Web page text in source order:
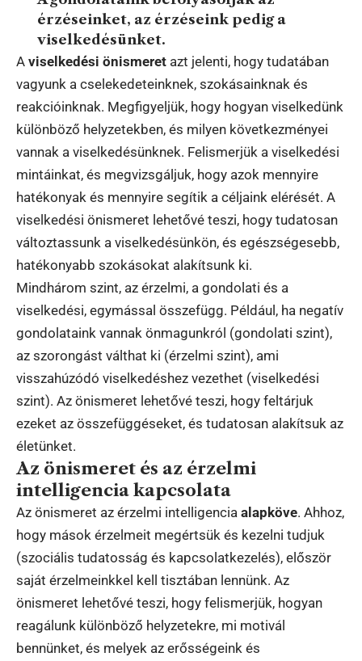
érzéseinket, az érzéseink pedig a
viselkedésünket.
A viselkedési önismeret azt jelenti, hogy tudatában
vagyunk a cselekedeteinknek, szokásainknak és
reakcióinknak. Megfigyeljük, hogy hogyan viselkedünk
különböző helyzetekben, és milyen következményei
vannak a viselkedésünknek. Felismerjük a viselkedési
mintáinkat, és megvizsgáljuk, hogy azok mennyire
hatékonyak és mennyire segítik a céljaink elérését. A
viselkedési önismeret lehetővé teszi, hogy tudatosan
változtassunk a viselkedésünkön, és egészségesebb,
hatékonyabb szokásokat alakítsunk ki.
Mindhárom szint, az érzelmi, a gondolati és a
viselkedési, egymással összefügg. Például, ha negatív
gondolataink vannak önmagunkról (gondolati szint),
az szorongást válthat ki (érzelmi szint), ami
visszahúzódó viselkedéshez vezethet (viselkedési
szint). Az önismeret lehetővé teszi, hogy feltárjuk
ezeket az összefüggéseket, és tudatosan alakítsuk az
életünket.
Az önismeret és az érzelmi
intelligencia kapcsolata
Az önismeret az érzelmi intelligencia alapköve. Ahhoz,
hogy mások érzelmeit megértsük és kezelni tudjuk
(szociális tudatosság és kapcsolatkezelés), először
saját érzelmeinkkel kell tisztában lennünk. Az
önismeret lehetővé teszi, hogy felismerjük, hogyan
reagálunk különböző helyzetekre, mi motivál
bennünket, és melyek az erősségeink és